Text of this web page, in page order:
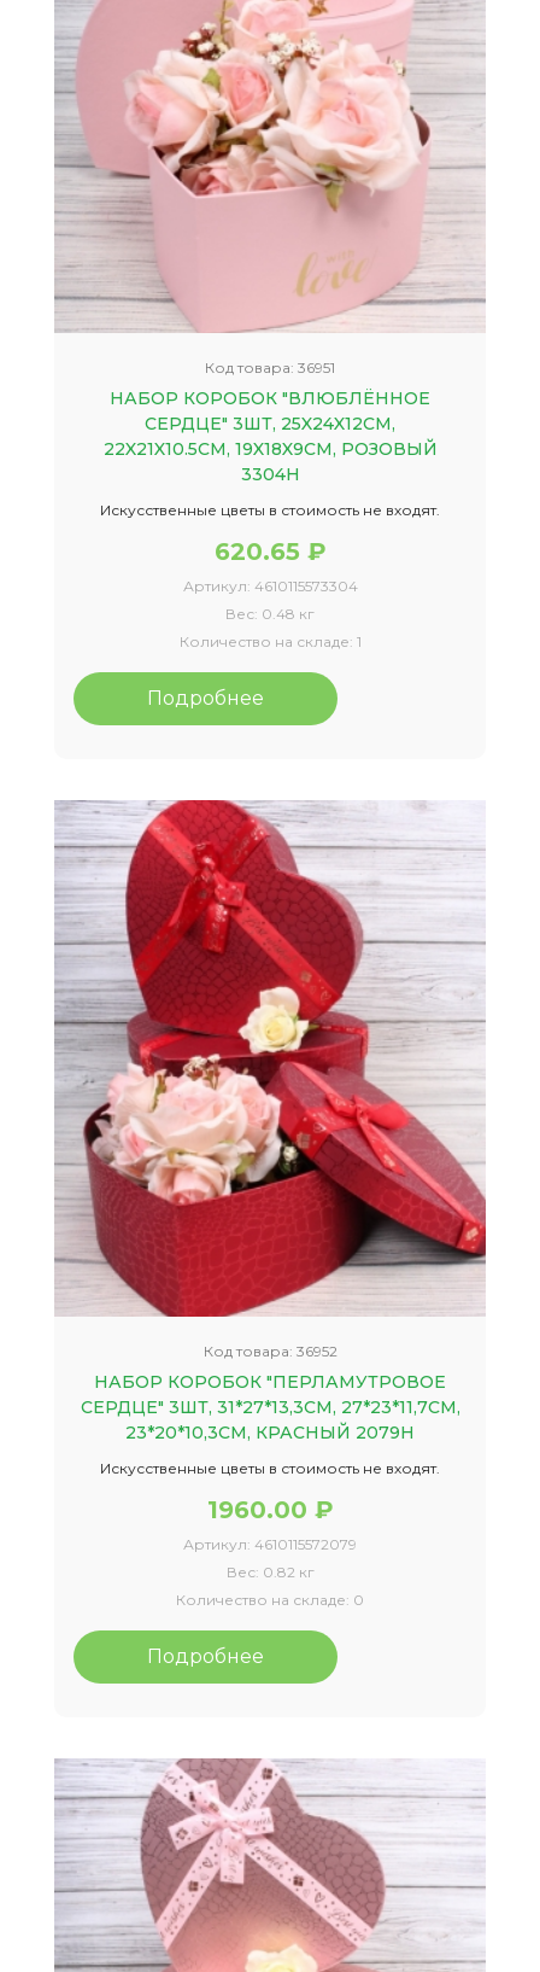
Код товара: 36951
НАБОР КОРОБОК "ВЛЮБЛЁННОЕ
СЕРДЦЕ" 3ШТ, 25X24X12СМ,
22X21X10.5СМ, 19X18X9СМ, РОЗОВЫЙ
3304Н
Искусственные цветы в стоимость не входят.
620.65 ₽
Артикул: 4610115573304
Вес: 0.48 кг
Количество на складе: 1
Подробнее
Код товара: 36952
НАБОР КОРОБОК "ПЕРЛАМУТРОВОЕ
СЕРДЦЕ" 3ШТ, 31*27*13,3CM, 27*23*11,7CM,
23*20*10,3CM, КРАСНЫЙ 2079Н
Искусственные цветы в стоимость не входят.
1960.00 ₽
Артикул: 4610115572079
Вес: 0.82 кг
Количество на складе: 0
Подробнее